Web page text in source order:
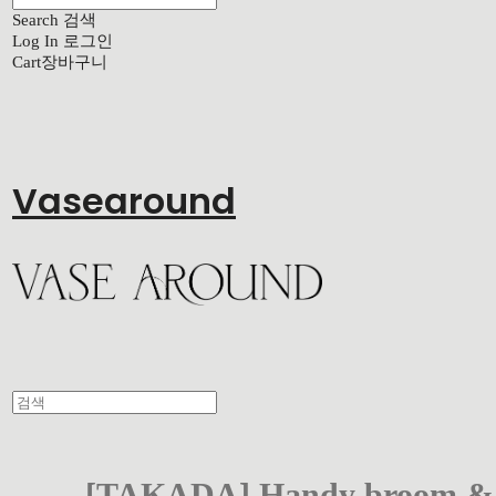
Search 검색
Log In 로그인
Cart장바구니
Vasearound